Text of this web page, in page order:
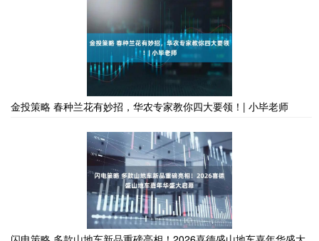
金投策略 春种兰花有妙招，华农专家教你四大要领！| 小毕老师